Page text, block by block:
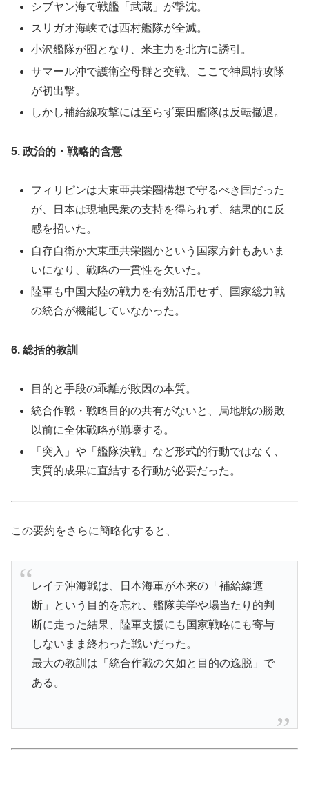
シブヤン海で戦艦「武蔵」が撃沈。
スリガオ海峡では西村艦隊が全滅。
小沢艦隊が囮となり、米主力を北方に誘引。
サマール沖で護衛空母群と交戦、ここで神風特攻隊
が初出撃。
しかし補給線攻撃には至らず栗田艦隊は反転撤退。
5. 政治的・戦略的含意
フィリピンは大東亜共栄圏構想で守るべき国だった
が、日本は現地民衆の支持を得られず、結果的に反
感を招いた。
自存自衛か大東亜共栄圏かという国家方針もあいま
いになり、戦略の一貫性を欠いた。
陸軍も中国大陸の戦力を有効活用せず、国家総力戦
の統合が機能していなかった。
6. 総括的教訓
目的と手段の乖離が敗因の本質。
統合作戦・戦略目的の共有がないと、局地戦の勝敗
以前に全体戦略が崩壊する。
「突入」や「艦隊決戦」など形式的行動ではなく、
実質的成果に直結する行動が必要だった。
この要約をさらに簡略化すると、
レイテ沖海戦は、日本海軍が本来の「補給線遮
断」という目的を忘れ、艦隊美学や場当たり的判
断に走った結果、陸軍支援にも国家戦略にも寄与
しないまま終わった戦いだった。
最大の教訓は「統合作戦の欠如と目的の逸脱」で
ある。